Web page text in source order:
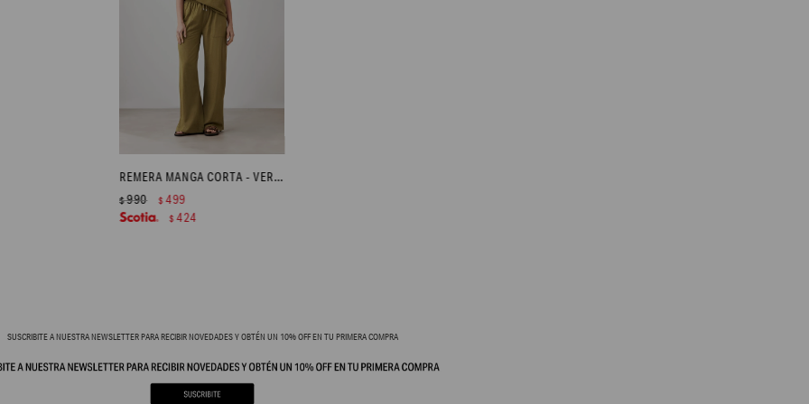
REMERA MANGA CORTA - VERDE OLIVA
$990 $499
$424
SUSCRIBITE A NUESTRA NEWSLETTER PARA RECIBIR NOVEDADES Y OBTÉN UN 10% OFF EN TU PRIMERA COMPRA